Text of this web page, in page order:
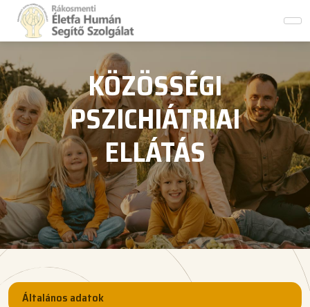
KÖZÖSSÉGI
PSZICHIÁTRIAI
ELLÁTÁS
Általános adatok